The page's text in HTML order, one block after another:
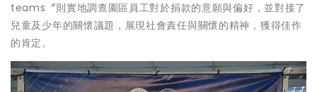
teams〞則實地調查園區員工對於捐款的意願與偏好，並對接了
兒童及少年的關懷議題，展現社會責任與關懷的精神，獲得佳作
的肯定。